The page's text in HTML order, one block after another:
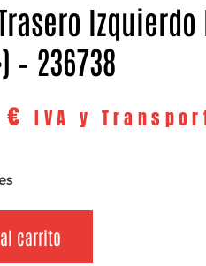
Izquierdo
– 236738
€ IVA y
carrito